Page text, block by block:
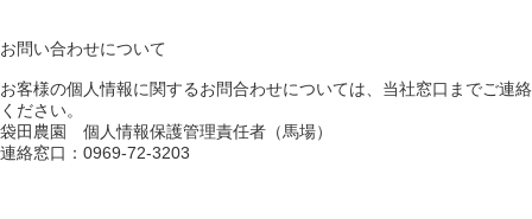
お問い合わせについて
お客様の個人情報に関するお問合わせについては、当社窓口までご連絡
ください。
袋田農園 個人情報保護管理責任者（馬場）
連絡窓口：0969-72-3203